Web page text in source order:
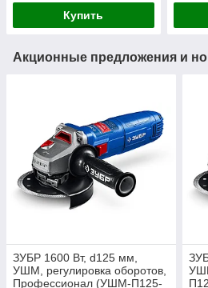
Купить
Акционные предложения и
ЗУБР 1600 Вт, d125 мм,
УШМ, регулировка оборотов,
Профессионал (УШМ-П125-